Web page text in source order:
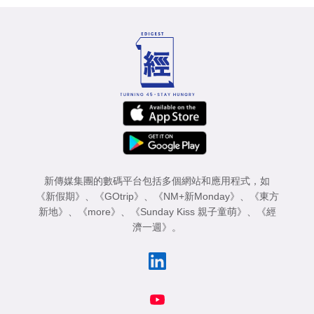
新傳媒集團的數碼平台包括多個網站和應用程式，如
《新假期》 、 《GOtrip》 、 《NM+新Monday》 、
《東方
新地》 、 《more》 、 《Sunday Kiss 親子童萌》 、
《經
濟一週》 。